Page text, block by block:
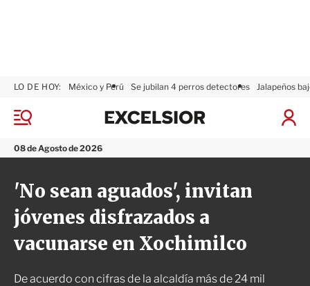
M
n
ú
08 de Agosto de 2026
LO DE HOY: México y Perú Se jubilan 4 perros detectores Jalapeños
I
x
l
i
o
r
'No sean aguados', invitan
jóvenes disfrazados a
vacunarse en Xochimilco
De acuerdo con cifras de la alcaldía más de 24 mil